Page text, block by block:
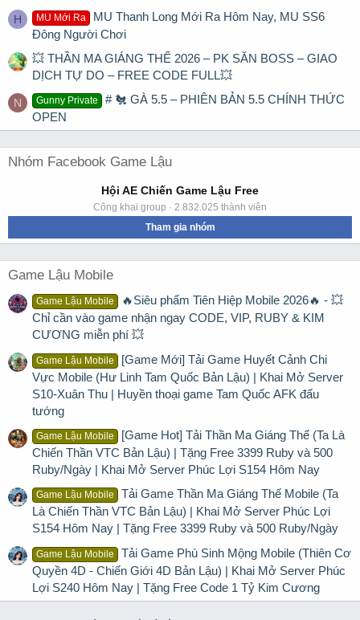
H MU Mới Ra
MU Thanh Long Mới Ra Hôm Nay, MU SS6
Đông Người Chơi
💥 THẦN MA GIÁNG THẾ 2026 – PK SĂN BOSS – GIAO
DỊCH TỰ DO – FREE CODE FULL💥
N Gunny Private
# 🐔 GÀ 5.5 – PHIÊN BẢN 5.5 CHÍNH THỨC
OPEN
Nhóm Facebook Game Lậu
Hội AE Chiến Game Lậu Free
Công khai group · 2.832.025 thành viên
Tham gia nhóm
Game Lậu Mobile
Game Lậu Mobile
🔥Siêu phẩm Tiên Hiệp Mobile 2026🔥 - 💥
Chỉ cần vào game nhận ngay CODE, VIP, RUBY & KIM
CƯƠNG miễn phí 💥
Game Lậu Mobile
[Game Mới] Tải Game Huyết Cảnh Chi
Vực Mobile (Hư Linh Tam Quốc Bản Lậu) | Khai Mở Server
S10-Xuân Thu | Huyền thoại game Tam Quốc AFK đấu
tướng
Game Lậu Mobile
[Game Hot] Tải Thần Ma Giáng Thế (Ta Là
Chiến Thần VTC Bản Lậu) | Tặng Free 3399 Ruby và 500
Ruby/Ngày | Khai Mở Server Phúc Lợi S154 Hôm Nay
Game Lậu Mobile
Tải Game Thần Ma Giáng Thế Mobile (Ta
Là Chiến Thần VTC Bản Lậu) | Khai Mở Server Phúc Lợi
S154 Hôm Nay | Tặng Free 3399 Ruby và 500 Ruby/Ngày
Game Lậu Mobile
Tải Game Phù Sinh Mộng Mobile (Thiên Cơ
Quyền 4D - Chiến Giới 4D Bản Lậu) | Khai Mở Server Phúc
Lợi S240 Hôm Nay | Tặng Free Code 1 Tỷ Kim Cương